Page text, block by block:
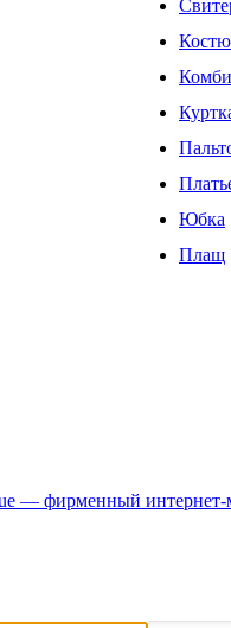
Юбка
Плащ
— фирменный